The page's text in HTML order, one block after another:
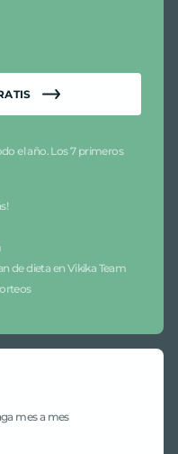
el año. Los 7 primeros
de dieta en Vikika Team
mes a mes